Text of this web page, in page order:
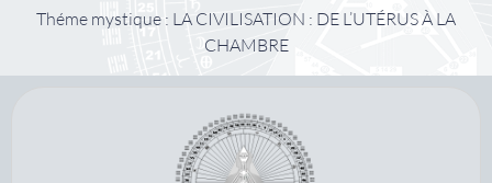
Théme mystique : LA CIVILISATION : DE L’UTÉRUS À LA
CHAMBRE